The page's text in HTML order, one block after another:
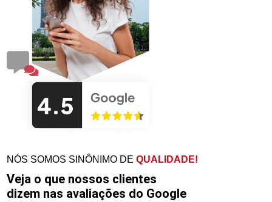
NÓS SOMOS SINÔNIMO DEQUALIDADE!
Veja o que nossos clientes
dizem nas avaliações do Google